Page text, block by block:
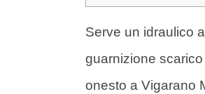
Serve un idraulico
guarnizione
onesto a Vigarano